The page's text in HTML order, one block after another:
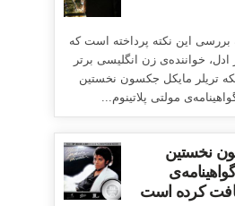
بررسی این نکته پرداخته است که
خواننده‌ی زن انگلیسی برتر
تریلر مایکل جکسون نخستین
نخستین
۳۰ بار گواهینامه‌ی
کرده است